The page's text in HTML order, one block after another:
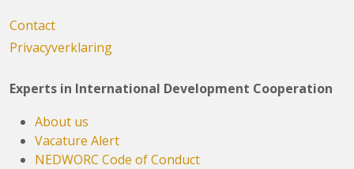
Contact
Privacyverklaring
Experts in International Development Cooperation
About us
Vacature Alert
NEDWORC Code of Conduct